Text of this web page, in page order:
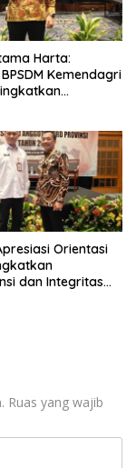
Harta:
Kemendagri
Orientasi
dan Integritas
Ruas yang wajib